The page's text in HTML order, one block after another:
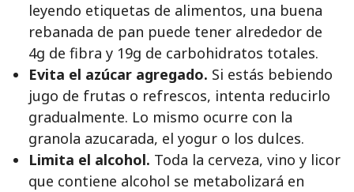
leyendo etiquetas de alimentos, una buena
rebanada de pan puede tener alrededor de
4g de fibra y 19g de carbohidratos totales.
Evita el azúcar agregado. Si estás bebiendo
jugo de frutas o refrescos, intenta reducirlo
gradualmente. Lo mismo ocurre con la
granola azucarada, el yogur o los dulces.
Limita el alcohol. Toda la cerveza, vino y licor
que contiene alcohol se metabolizará en